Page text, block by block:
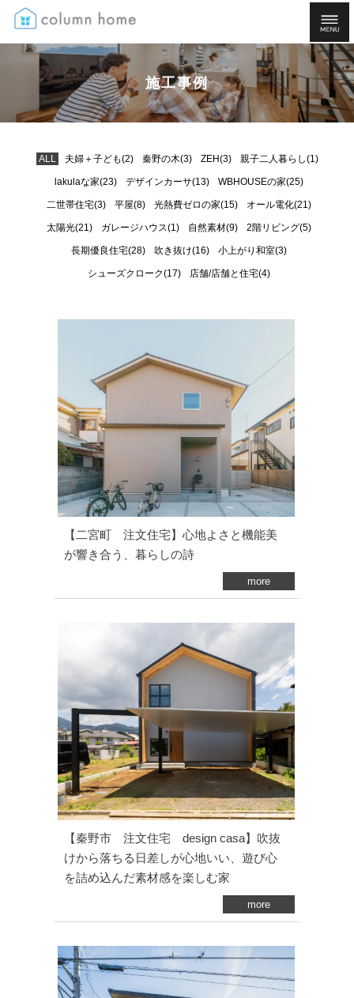
施工事例
ALL 夫婦＋子ども(2) 秦野の木(3) ZEH(3) 親子二人暮らし(1)
lakulaな家(23) デザインカーサ(13) WBHOUSEの家(25)
二世帯住宅(3) 平屋(8) 光熱費ゼロの家(15) オール電化(21)
太陽光(21) ガレージハウス(1) 自然素材(9) 2階リビング(5)
長期優良住宅(28) 吹き抜け(16) 小上がり和室(3)
シューズクローク(17) 店舗/店舗と住宅(4)
【二宮町 注文住宅】心地よさと機能美
が響き合う、暮らしの詩
more
【秦野市 注文住宅 design casa】吹抜
けから落ちる日差しが心地いい、遊び心
を詰め込んだ素材感を楽しむ家
more